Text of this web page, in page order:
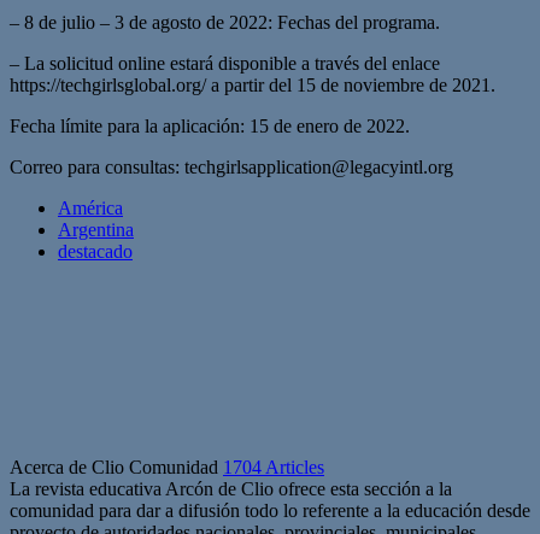
– 8 de julio – 3 de agosto de 2022: Fechas del programa.
– La solicitud online estará disponible a través del enlace
https://techgirlsglobal.org/ a partir del 15 de noviembre de 2021.
Fecha límite para la aplicación: 15 de enero de 2022.
Correo para consultas: techgirlsapplication@legacyintl.org
América
Argentina
destacado
Acerca de Clio Comunidad 1704 Articles
La revista educativa Arcón de Clio ofrece esta sección a la
comunidad para dar a difusión todo lo referente a la educación desde